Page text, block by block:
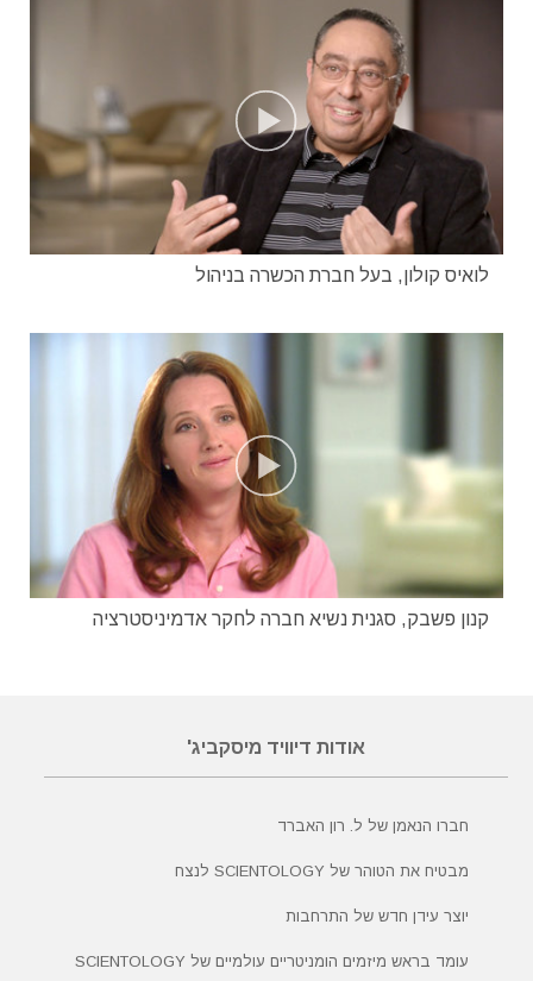
לואיס קולון, בעל חברת הכשרה בניהול
קנון פשבק, סגנית נשיא חברה לחקר אדמיניסטרציה
אודות דיוויד מיסקביג'
חברו הנאמן של ל. רון האברד
מבטיח את הטוהר של SCIENTOLOGY לנצח
יוצר עידן חדש של התרחבות
עומד בראש מיזמים הומניטריים עולמיים של SCIENTOLOGY